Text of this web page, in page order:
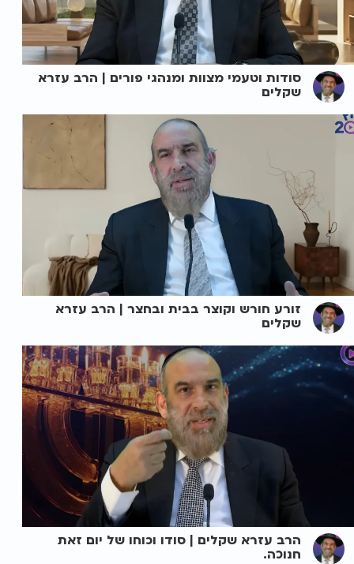
סודות וטעמי מצוות ומנהגי פורים | הרב עזרא
שקלים
זורע חורש וקוצר בבית ובחצר | הרב עזרא
שקלים
הרב עזרא שקלים | סודו וכוחו של יום זאת
חנוכה.